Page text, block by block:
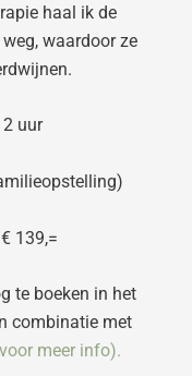
haal ik de
waardoor ze
uur
139,=
te boeken in het
combinatie met
meer info).